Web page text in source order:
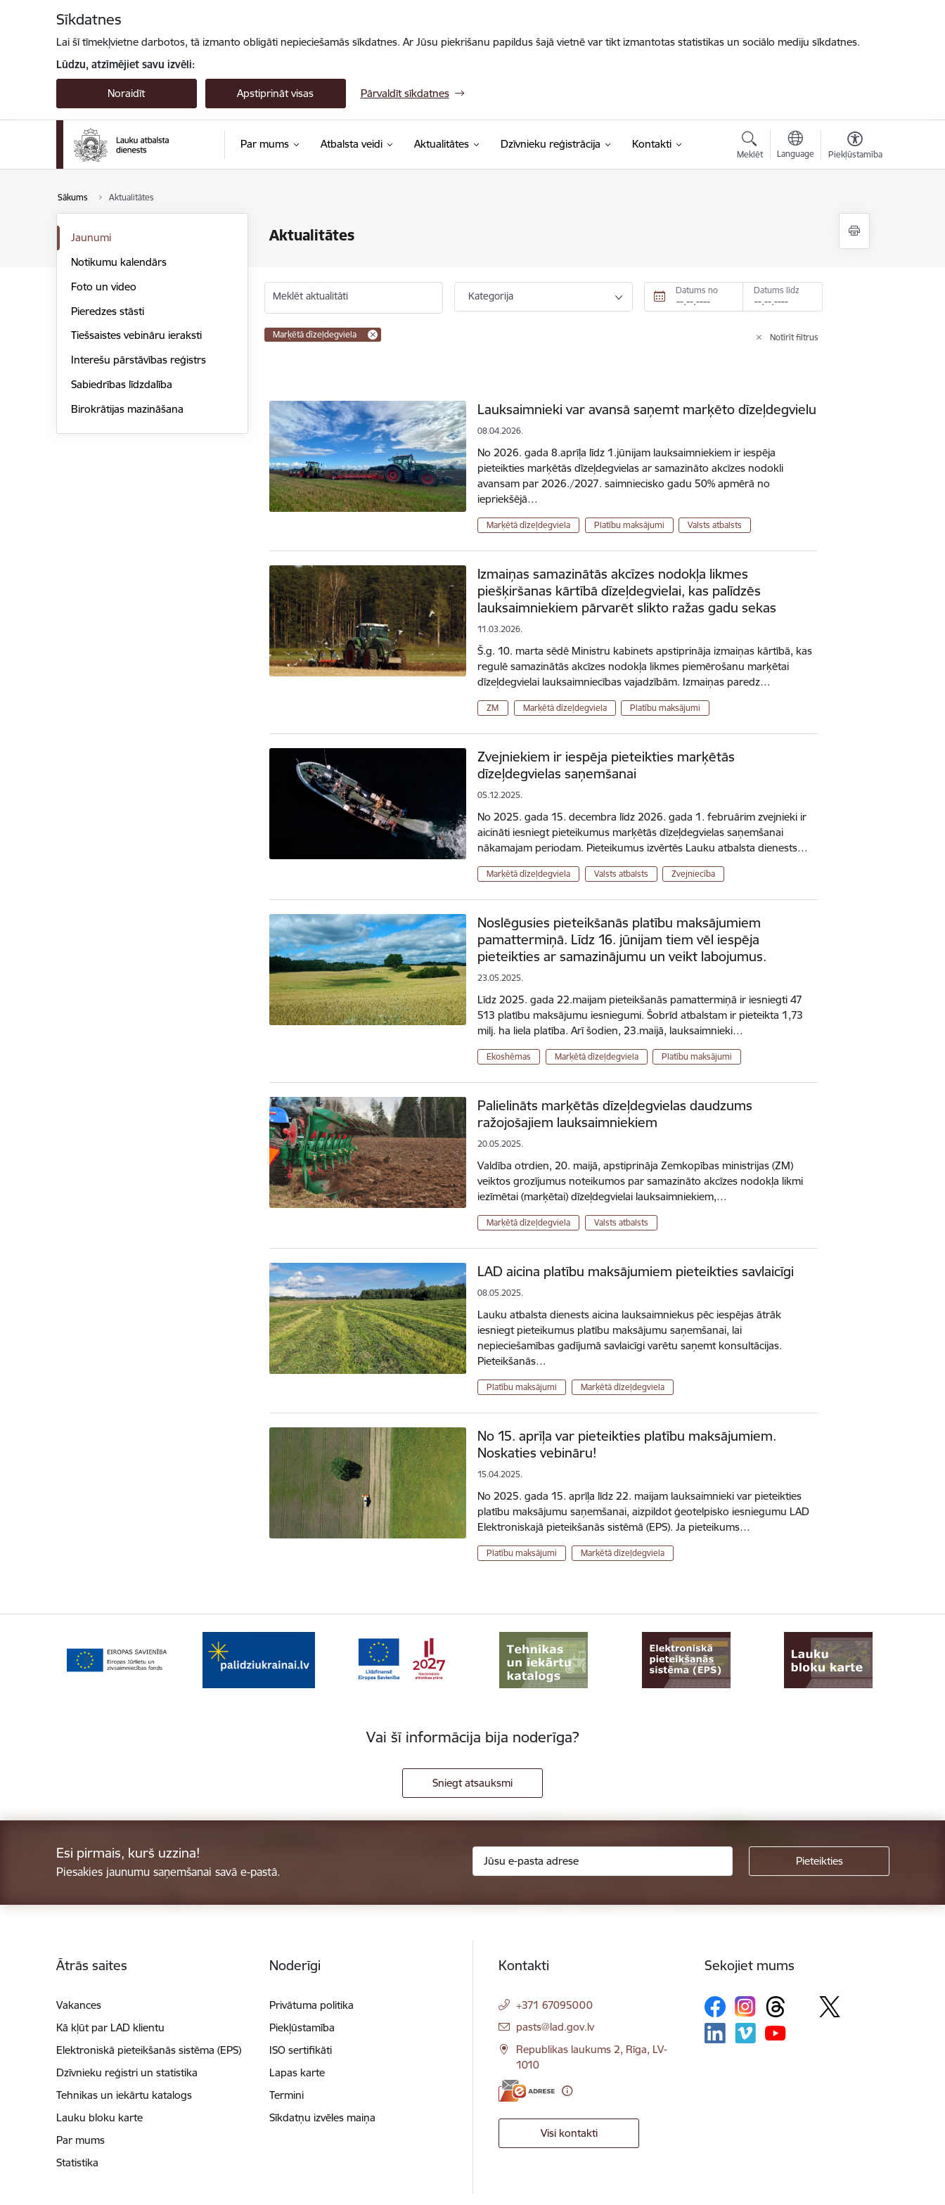
Sīkdatnes
Lai šī tīmekļvietne darbotos, tā izmanto obligāti nepieciešamās sīkdatnes. Ar Jūsu piekrišanu papildus šajā vietnē var tikt izmantotas statistikas un sociālo mediju sīkdatnes.
Lūdzu, atzīmējiet savu izvēli:
Noraidīt Apstiprināt visas Pārvaldīt sīkdatnes
Par mums Atbalsta veidi Aktualitātes Dzīvnieku reģistrācija Kontakti
Meklēt Language Piekļūstamība
Sākums Aktualitātes
Aktualitātes
Jaunumi
Notikumu kalendārs
Foto un video
Pieredzes stāsti
Tiešsaistes vebināru ieraksti
Interešu pārstāvības reģistrs
Sabiedrības līdzdalība
Birokrātijas mazināšana
Meklēt aktualitāti Kategorija Datums no Datums līdz
Marķētā dīzeļdegviela Notīrīt filtrus
Lauksaimnieki var avansā saņemt marķēto dīzeļdegvielu
08.04.2026.
No 2026. gada 8.aprīļa līdz 1.jūnijam lauksaimniekiem ir iespēja
pieteikties marķētās dīzeļdegvielas ar samazināto akcīzes nodokli
avansam par 2026./2027. saimniecisko gadu 50% apmērā no
iepriekšējā…
Marķētā dīzeļdegviela Platību maksājumi Valsts atbalsts
Izmaiņas samazinātās akcīzes nodokļa likmes
piešķiršanas kārtībā dīzeļdegvielai, kas palīdzēs
lauksaimniekiem pārvarēt slikto ražas gadu sekas
11.03.2026.
Š.g. 10. marta sēdē Ministru kabinets apstiprināja izmaiņas kārtībā, kas
regulē samazinātās akcīzes nodokļa likmes piemērošanu marķētai
dīzeļdegvielai lauksaimniecības vajadzībām. Izmaiņas paredz…
ZM Marķētā dīzeļdegviela Platību maksājumi
Zvejniekiem ir iespēja pieteikties marķētās
dīzeļdegvielas saņemšanai
05.12.2025.
No 2025. gada 15. decembra līdz 2026. gada 1. februārim zvejnieki ir
aicināti iesniegt pieteikumus marķētās dīzeļdegvielas saņemšanai
nākamajam periodam. Pieteikumus izvērtēs Lauku atbalsta dienests…
Marķētā dīzeļdegviela Valsts atbalsts Zvejniecība
Noslēgusies pieteikšanās platību maksājumiem
pamattermiņā. Līdz 16. jūnijam tiem vēl iespēja
pieteikties ar samazinājumu un veikt labojumus.
23.05.2025.
Līdz 2025. gada 22.maijam pieteikšanās pamattermiņā ir iesniegti 47
513 platību maksājumu iesniegumi. Šobrīd atbalstam ir pieteikta 1,73
milj. ha liela platība. Arī šodien, 23.maijā, lauksaimnieki…
Ekoshēmas Marķētā dīzeļdegviela Platību maksājumi
Palielināts marķētās dīzeļdegvielas daudzums
ražojošajiem lauksaimniekiem
20.05.2025.
Valdība otrdien, 20. maijā, apstiprināja Zemkopības ministrijas (ZM)
veiktos grozījumus noteikumos par samazināto akcīzes nodokļa likmi
iezīmētai (marķētai) dīzeļdegvielai lauksaimniekiem,…
Marķētā dīzeļdegviela Valsts atbalsts
LAD aicina platību maksājumiem pieteikties savlaicīgi
08.05.2025.
Lauku atbalsta dienests aicina lauksaimniekus pēc iespējas ātrāk
iesniegt pieteikumus platību maksājumu saņemšanai, lai
nepieciešamības gadījumā savlaicīgi varētu saņemt konsultācijas.
Pieteikšanās…
Platību maksājumi Marķētā dīzeļdegviela
No 15. aprīļa var pieteikties platību maksājumiem.
Noskaties vebināru!
15.04.2025.
No 2025. gada 15. aprīļa līdz 22. maijam lauksaimnieki var pieteikties
platību maksājumu saņemšanai, aizpildot ģeotelpisko iesniegumu LAD
Elektroniskajā pieteikšanās sistēmā (EPS). Ja pieteikums…
Platību maksājumi Marķētā dīzeļdegviela
Vai šī informācija bija noderīga?
Sniegt atsauksmi
Esi pirmais, kurš uzzina!
Piesakies jaunumu saņemšanai savā e-pastā.
Ātrās saites
Vakances
Kā kļūt par LAD klientu
Elektroniskā pieteikšanās sistēma (EPS)
Dzīvnieku reģistri un statistika
Tehnikas un iekārtu katalogs
Lauku bloku karte
Par mums
Statistika
Noderīgi
Privātuma politika
Piekļūstamība
ISO sertifikāti
Lapas karte
Termini
Sīkdatņu izvēles maiņa
Kontakti
+371 67095000
E-pasts:
pasts@lad.gov.lv
Republikas laukums 2, Rīga, LV-
1010
Visi kontakti
Sekojiet mums